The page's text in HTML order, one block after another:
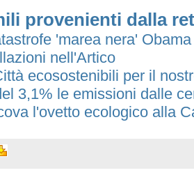
provenienti dalla
'marea nera'
nell'Artico
ecosostenibili per il
3,1% le emissioni dalle
l'ovetto ecologico alla